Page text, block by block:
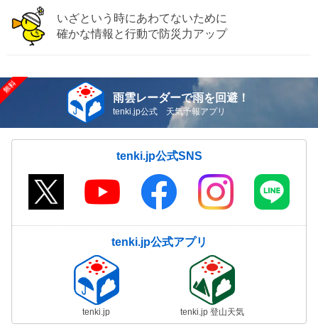
いざという時にあわてないために
確かな情報と行動で防災力アップ
雨雲レーダーで雨を回避！
tenki.jp公式 天気予報アプリ
tenki.jp公式SNS
tenki.jp公式アプリ
tenki.jp tenki.jp 登山天気